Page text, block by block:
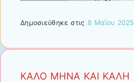
Δημοσιεύθηκε στις 8 Μαΐου 2025
ΚΑΛΟ ΜΗΝΑ ΚΑΙ ΚΑΛΗ